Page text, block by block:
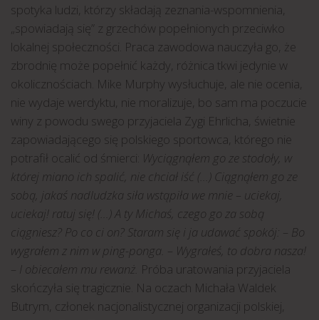
spotyka ludzi, którzy składają zeznania-wspomnienia,
„spowiadają się” z grzechów popełnionych przeciwko
lokalnej społeczności. Praca zawodowa nauczyła go, że
zbrodnię może popełnić każdy, różnica tkwi jedynie w
okolicznościach. Mike Murphy wysłuchuje, ale nie ocenia,
nie wydaje werdyktu, nie moralizuje, bo sam ma poczucie
winy z powodu swego przyjaciela Zygi Ehrlicha, świetnie
zapowiadającego się polskiego sportowca, którego nie
potrafił ocalić od śmierci: Wyciągnąłem go ze stodoły, w
której miano ich spalić, nie chciał iść (…) Ciągnąłem go ze
sobą, jakaś nadludzka siła wstąpiła we mnie – uciekaj,
uciekaj! ratuj się! (…) A ty Michaś, czego go za sobą
ciągniesz? Po co ci on? Staram się i ja udawać spokój: – Bo
wygrałem z nim w ping-ponga. – Wygrałeś, to dobra nasza!
– I obiecałem mu rewanż. Próba uratowania przyjaciela
skończyła się tragicznie. Na oczach Michała Waldek
Butrym, członek nacjonalistycznej organizacji polskiej,